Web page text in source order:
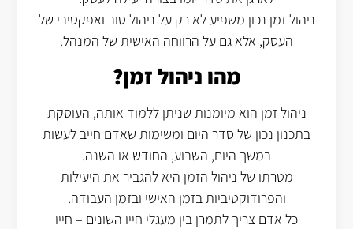
ניהול זמן נכון משפיע לא רק על ניהול טוב ואפקטיבי של
העסק, אלא גם על הרווחה האישית של המנהל.
מהו ניהול זמן?
ניהול זמן הוא מיומנות שניתן ללמוד אותה, העוסקת
בתכנון נכון של סדר היום ומשימות שאדם חייב לעשות
במשך היום, השבוע, החודש או השנה.
מטרתו של ניהול הזמן היא להגביר את היעילות
והפרודוקטיביות בזמן האישי ובזמן העבודה.
כל אדם צריך לתמרן בין מעגלי חייו השונים – חייו